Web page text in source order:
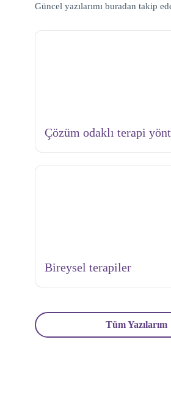
Güncel yazılarımı buradan takip
Çözüm odaklı terapi
Bireysel terapiler
Tüm Yazılarım